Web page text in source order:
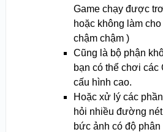
Game chạy được
hoặc không làm
chậm chậm )
Cũng là bộ phận
bạn có thể chơi các
cấu hình cao.
Hoặc xử lý các
hỏi nhiều đường
bức ảnh có độ